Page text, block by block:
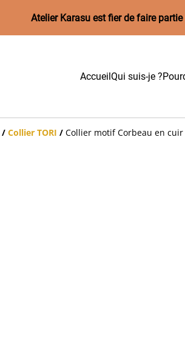
Atelier Karasu est fier de faire
AccueilQui suis-je ?
/ Collier TORI / Collier motif Corbeau en